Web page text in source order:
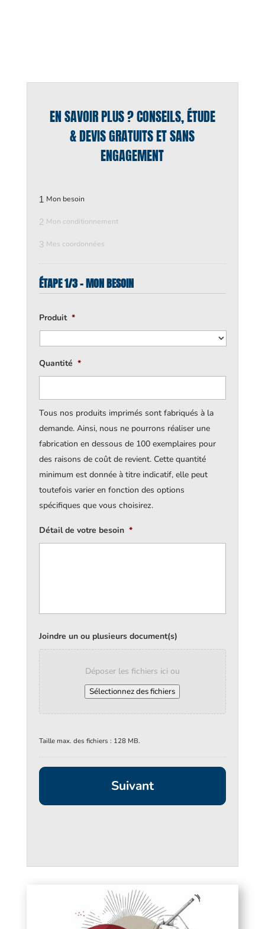
EN SAVOIR PLUS ? CONSEILS, ÉTUDE
& DEVIS GRATUITS ET SANS
ENGAGEMENT
1 Mon besoin
2 Mon conditionnement
3 Mes coordonnées
ÉTAPE 1/3 - MON BESOIN
Produit *
Quantité *
Tous nos produits imprimés sont fabriqués à la
demande. Ainsi, nous ne pourrons réaliser une
fabrication en dessous de 100 exemplaires pour
des raisons de coût de revient. Cette quantité
minimum est donnée à titre indicatif, elle peut
toutefois varier en fonction des options
spécifiques que vous choisirez.
Détail de votre besoin *
Joindre un ou plusieurs document(s)
Déposer les fichiers ici ou
Sélectionnez des fichiers
Taille max. des fichiers : 128 MB.